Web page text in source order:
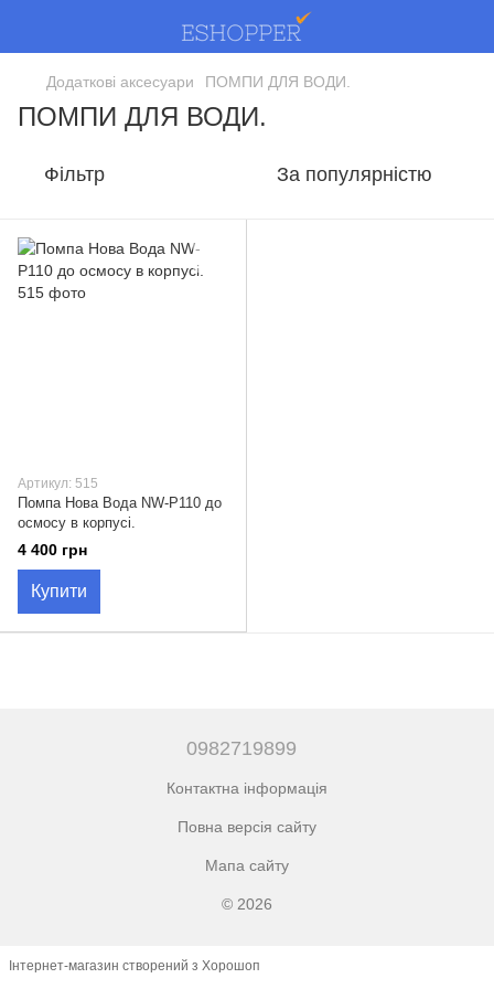
Додаткові аксесуари ПОМПИ ДЛЯ ВОДИ.
ПОМПИ ДЛЯ ВОДИ.
Фільтр За популярністю
Артикул: 515
Помпа Нова Вода NW-P110 до
осмосу в корпусі.
4 400 грн
Купити
0982719899
Контактна інформація
Повна версія сайту
Мапа сайту
© 2026
Інтернет-магазин створений з Хорошоп